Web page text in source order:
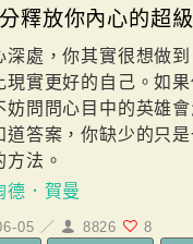
釋放你內心的超
深處，你其實很想做
現實更好的自己。如
妨問問心目中的英雄會
道答案，你缺少的只
方法。
德．賀曼
05 ／ 8826 8